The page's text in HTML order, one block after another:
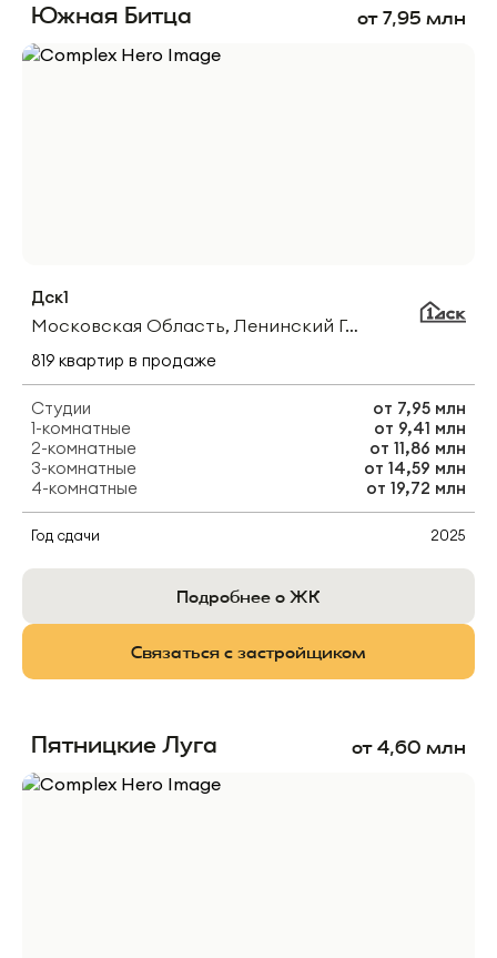
Южная Битца от 7,95 млн
Дск1
Московская Область, Ленинский Городской Округ, Посёлок Битца, Южный Бульвар
819 квартир в продаже
Студии от 7,95 млн
1-комнатные
от 9,41 млн
2-комнатные
от 11,86 млн
3-комнатные
от 14,59 млн
4-комнатные
от 19,72 млн
Год сдачи 2025
Подробнее о ЖК
Связаться с застройщиком
Пятницкие Луга от 4,60 млн